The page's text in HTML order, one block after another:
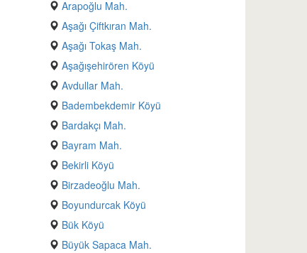
Arapoğlu Mah.
Aşağı Çiftkıran Mah.
Aşağı Tokaş Mah.
Aşağışehirören Köyü
Avdullar Mah.
Badembekdemir Köyü
Bardakçı Mah.
Bayram Mah.
Bekirli Köyü
Birzadeoğlu Mah.
Boyundurcak Köyü
Bük Köyü
Büyük Sapaca Mah.